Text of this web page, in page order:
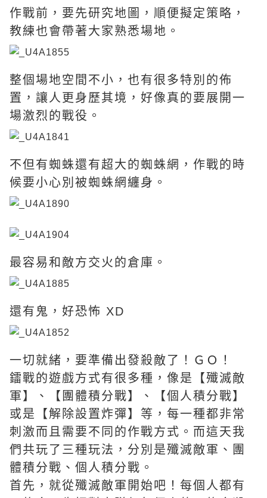
作戰前，要先研究地圖，順便擬定策略，
教練也會帶著大家熟悉場地。
整個場地空間不小，也有很多特別的佈
置，讓人更身歷其境，好像真的要展開一
場激烈的戰役。
不但有蜘蛛還有超大的蜘蛛網，作戰的時
候要小心別被蜘蛛網纏身。
最容易和敵方交火的倉庫。
還有鬼，好恐怖 XD
一切就緒，要準備出發殺敵了！ＧＯ！
鐳戰的遊戲方式有很多種，像是【殲滅敵
軍】、【團體積分戰】、【個人積分戰】
或是【解除設置炸彈】等，每一種都非常
刺激而且需要不同的作戰方式。而這天我
們共玩了三種玩法，分別是殲滅敵軍、團
體積分戰、個人積分戰。
首先，就從殲滅敵軍開始吧！每個人都有